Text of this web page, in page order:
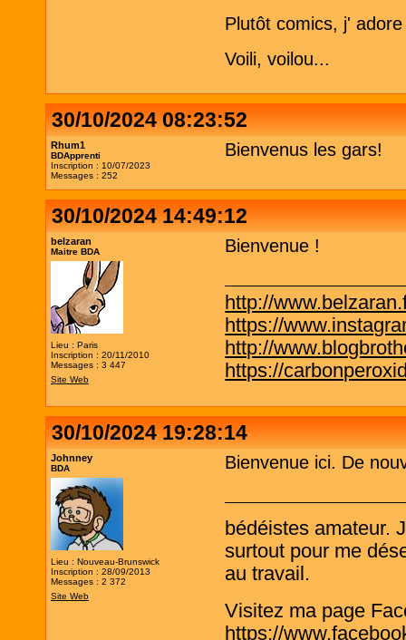
Plutôt comics, j'
Voili, voilou...
30/10/2024 08:23:52
Rhum1
BDApprenti
Inscription : 10/07/2023
Messages : 252
Bienvenus les gars!
30/10/2024 14:49:12
belzaran
Maitre BDA
Lieu : Paris
Inscription : 20/11/2010
Messages : 3 447
Site Web
Bienvenue !
http://
https://
http://
https://
30/10/2024 19:28:14
Johnney
BDA
Lieu : Nouveau-Brunswick
Inscription : 28/09/2013
Messages : 2 372
Site Web
Bienvenue ici. De
bédéistes amateur.
surtout pour me
au travail.
Visitez ma page
https://